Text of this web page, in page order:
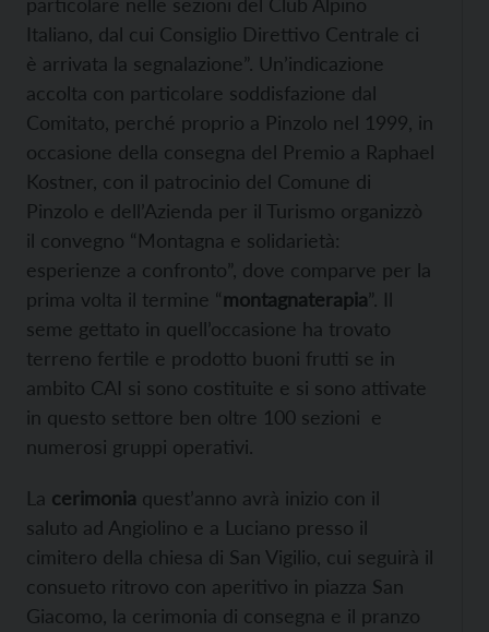
Italiano, dal cui Consiglio Direttivo Centrale ci
è arrivata la segnalazione”. Un’indicazione
accolta con particolare soddisfazione dal
Comitato, perché proprio a Pinzolo nel 1999, in
occasione della consegna del Premio a Raphael
Kostner, con il patrocinio del Comune di
Pinzolo e dell’Azienda per il Turismo organizzò
il convegno “Montagna e solidarietà:
esperienze a confronto”, dove comparve per la
prima volta il termine “montagnaterapia”. Il
seme gettato in quell’occasione ha trovato
terreno fertile e prodotto buoni frutti se in
ambito CAI si sono costituite e si sono attivate
in questo settore ben oltre 100 sezioni e
numerosi gruppi operativi.
La cerimonia quest’anno avrà inizio con il
saluto ad Angiolino e a Luciano presso il
cimitero della chiesa di San Vigilio, cui seguirà il
consueto ritrovo con aperitivo in piazza San
Giacomo, la cerimonia di consegna e il pranzo